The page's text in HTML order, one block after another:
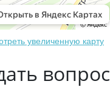
увеличенную карту
вопрос